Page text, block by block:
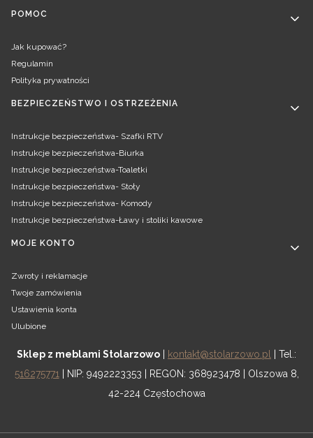
POMOC
Jak kupować?
Regulamin
Polityka prywatności
BEZPIECZEŃSTWO I OSTRZEŻENIA
Instrukcje bezpieczeństwa- Szafki RTV
Instrukcje bezpieczeństwa-Biurka
Instrukcje bezpieczeństwa-Toaletki
Instrukcje bezpieczeństwa- Stoły
Instrukcje bezpieczeństwa- Komody
Instrukcje bezpieczeństwa-Ławy i stoliki kawowe
MOJE KONTO
Zwroty i reklamacje
Twoje zamówienia
Ustawienia konta
Ulubione
Sklep z meblami Stolarzowo kontakt@stolarzowo.pl | Tel.:
516275771| NIP: 9492223353 | REGON: 368923478 | Olszowa 8,
42-224 Częstochowa